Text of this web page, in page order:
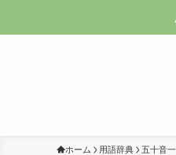
ホーム 用語辞典 五十音